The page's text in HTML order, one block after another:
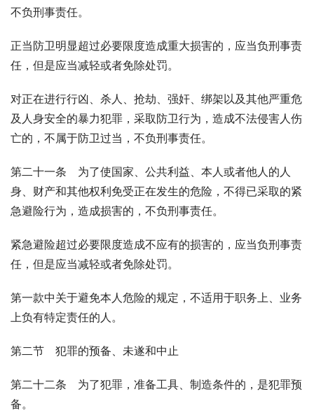
不负刑事责任。
正当防卫明显超过必要限度造成重大损害的，应当负刑事责
任，但是应当减轻或者免除处罚。
对正在进行行凶、杀人、抢劫、强奸、绑架以及其他严重危
及人身安全的暴力犯罪，采取防卫行为，造成不法侵害人伤
亡的，不属于防卫过当，不负刑事责任。
第二十一条　为了使国家、公共利益、本人或者他人的人
身、财产和其他权利免受正在发生的危险，不得已采取的紧
急避险行为，造成损害的，不负刑事责任。
紧急避险超过必要限度造成不应有的损害的，应当负刑事责
任，但是应当减轻或者免除处罚。
第一款中关于避免本人危险的规定，不适用于职务上、业务
上负有特定责任的人。
第二节　犯罪的预备、未遂和中止
第二十二条　为了犯罪，准备工具、制造条件的，是犯罪预
备。